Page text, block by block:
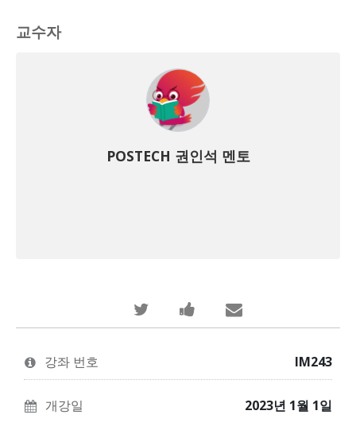
교수자
POSTECH 권인석 멘토
신
이
과
에
누
군
당
신
강좌 번호 IM243
개강일 2023년 1월 1일